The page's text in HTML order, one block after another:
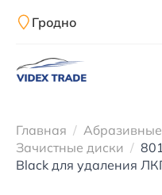
Гродно
Главная
Зачистные диски
Black для удаления